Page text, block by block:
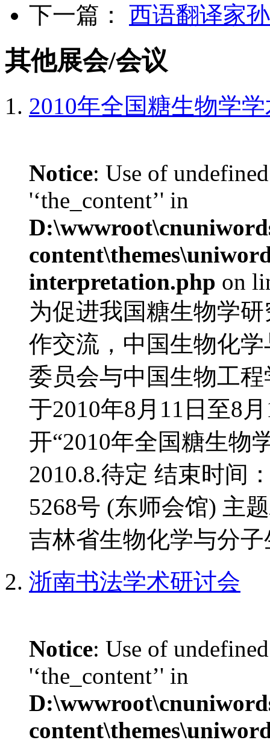
下一篇： 西语翻译家
其他展会/会议
2010年全国糖生物学
Notice: Use of
'‘the_content’' in
interpretation.php on
为促进我国糖生物学
作交流，中国生物化
委员会与中国生物工
于2010年8月11日至8
开“2010年全国糖生物
2010.8.待定 结束时间
5268号 (东师会馆) 主
吉林省生物化学与分
浙南书法学术研讨会
Notice: Use of
'‘the_content’' in